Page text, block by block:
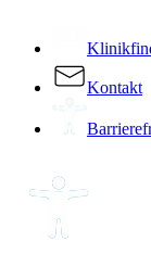
Kontakt